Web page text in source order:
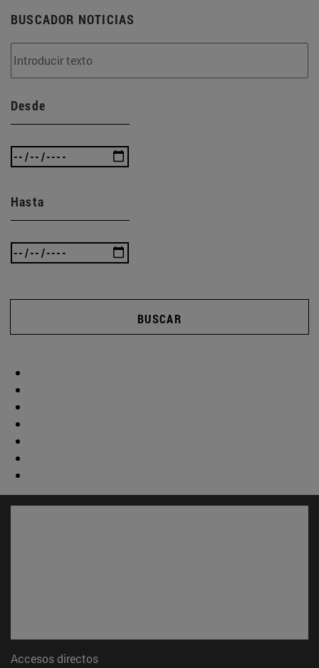
BUSCADOR NOTICIAS
Desde
Hasta
BUSCAR
Accesos directos